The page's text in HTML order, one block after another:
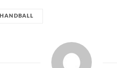
HANDBALL